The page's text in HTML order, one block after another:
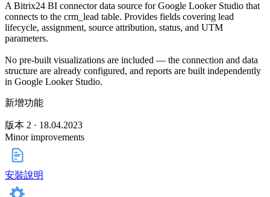
A Bitrix24 BI connector data source for Google Looker Studio that
connects to the crm_lead table. Provides fields covering lead
lifecycle, assignment, source attribution, status, and UTM
parameters.
No pre-built visualizations are included — the connection and data
structure are already configured, and reports are built independently
in Google Looker Studio.
新增功能
版本 2 · 18.04.2023
Minor improvements
安裝說明